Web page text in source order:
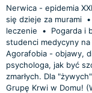
Nerwica - epidemia
się dzieje za murami •
leczenie
•
Pogarda i
studenci medycyny
Agorafobia - objawy,
psychologa, jak być
zmarłych. Dla
Grupę Krwi w Domu!